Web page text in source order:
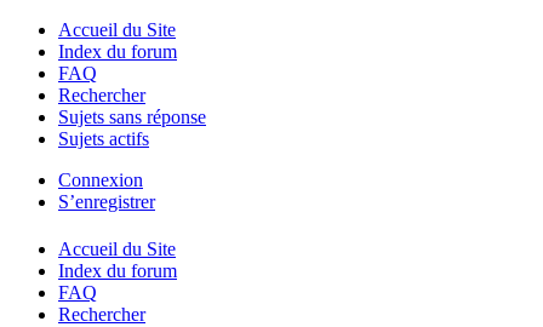
Accueil du Site
Index du forum
FAQ
Rechercher
Sujets sans réponse
Sujets actifs
Connexion
S’enregistrer
Accueil du Site
Index du forum
FAQ
Rechercher